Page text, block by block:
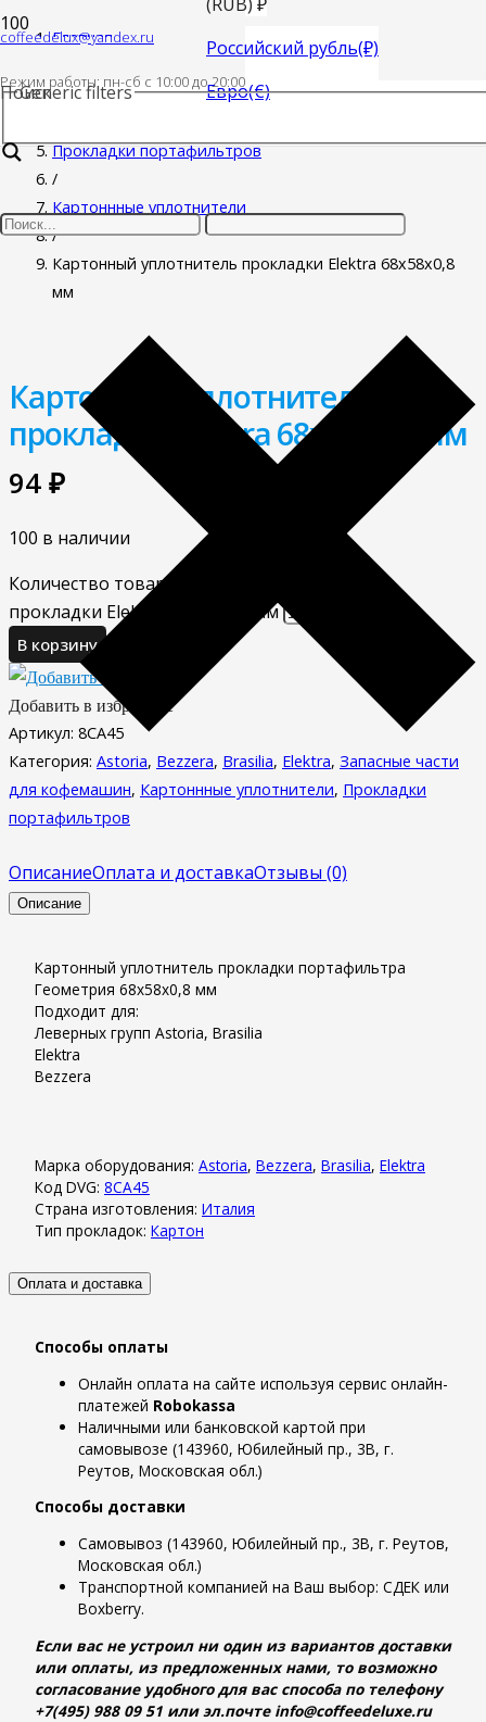
coffeedelux@yandex.ru
Режим работы: пн-cб с 10:00 до 20:00
Российский рубль(₽)
Евро(€)
Поиск
Generic filters
Главная
Запасные части для кофемашин
Прокладки портафильтров
/
Картоннные уплотнители
/
Картонный уплотнитель прокладки Elektra 68x58x0,8
мм
Картонный уплотнитель
прокладки Elektra 68x58x0,8 мм
94 ₽
100 в наличии
Количество товара Картонный уплотнитель
прокладки Elektra 68x58x0,8 мм
В корзину
Добавить в избранное
Артикул: 8CA45
Категория: Astoria, Bezzera, Brasilia, Elektra, Запасные части
для кофемашин, Картоннные уплотнители, Прокладки
портафильтров
ОписаниеОплата и доставкаОтзывы (0)
Описание
Картонный уплотнитель прокладки портафильтра
Геометрия 68x58x0,8 мм
Подходит для:
Леверных групп Astoria, Brasilia
Elektra
Bezzera
Марка оборудования: Astoria, Bezzera, Brasilia, Elektra
Код DVG: 8CA45
Страна изготовления: Италия
Тип прокладок: Картон
Оплата и доставка
Способы оплаты
Онлайн оплата на сайте используя сервис онлайн-
платежей Robokassa
Наличными или банковской картой при
самовывозе (143960, Юбилейный пр., 3В, г.
Реутов, Московская обл.)
Способы доставки
Самовывоз (143960, Юбилейный пр., 3В, г. Реутов,
Московская обл.)
Транспортной компанией на Ваш выбор: СДЕК или
Boxberry.
Если вас не устроил ни один из вариантов доставки
или оплаты, из предложенных нами, то возможно
согласование удобного для вас способа по телефону
+7(495) 988 09 51 или эл.почте info@coffeedeluxe.ru